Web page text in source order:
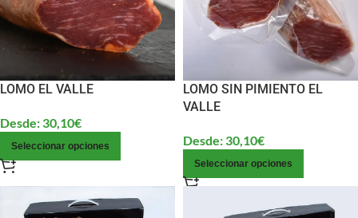
LOMO EL VALLE
Desde: 30,10€
Seleccionar opciones
LOMO SIN PIMIENTO EL
VALLE
Desde: 30,10€
Seleccionar opciones